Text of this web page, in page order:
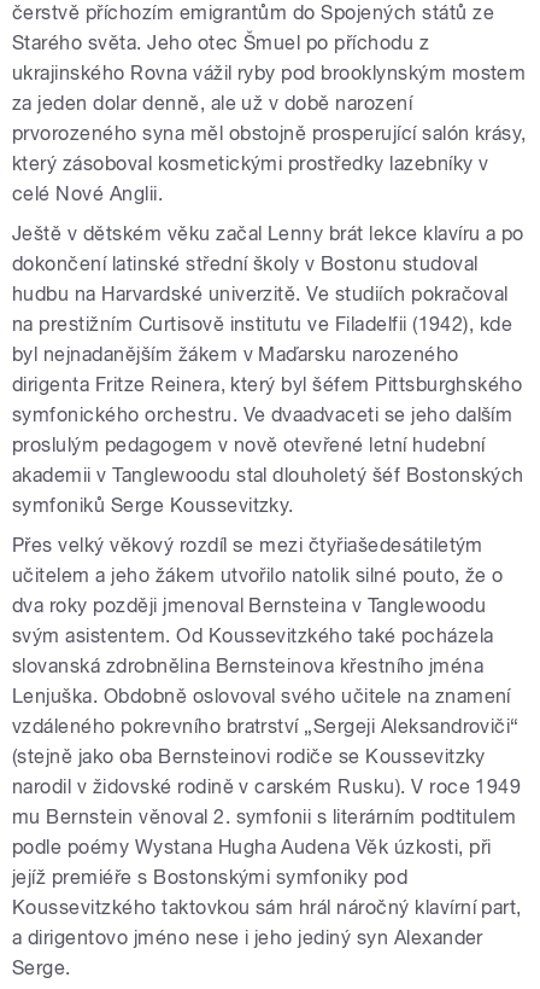
čerstvě příchozím emigrantům do Spojených států ze
Starého světa. Jeho otec Šmuel po příchodu z
ukrajinského Rovna vážil ryby pod brooklynským mostem
za jeden dolar denně, ale už v době narození
prvorozeného syna měl obstojně prosperující salón krásy,
který zásoboval kosmetickými prostředky lazebníky v
celé Nové Anglii.
Ještě v dětském věku začal Lenny brát lekce klavíru a po
dokončení latinské střední školy v Bostonu studoval
hudbu na Harvardské univerzitě. Ve studiích pokračoval
na prestižním Curtisově institutu ve Filadelfii (1942), kde
byl nejnadanějším žákem v Maďarsku narozeného
dirigenta Fritze Reinera, který byl šéfem Pittsburghského
symfonického orchestru. Ve dvaadvaceti se jeho dalším
proslulým pedagogem v nově otevřené letní hudební
akademii v Tanglewoodu stal dlouholetý šéf Bostonských
symfoniků Serge Koussevitzky.
Přes velký věkový rozdíl se mezi čtyřiašedesátiletým
učitelem a jeho žákem utvořilo natolik silné pouto, že o
dva roky později jmenoval Bernsteina v Tanglewoodu
svým asistentem. Od Koussevitzkého také pocházela
slovanská zdrobnělina Bernsteinova křestního jména
Lenjuška. Obdobně oslovoval svého učitele na znamení
vzdáleného pokrevního bratrství „Sergeji Aleksandroviči“
(stejně jako oba Bernsteinovi rodiče se Koussevitzky
narodil v židovské rodině v carském Rusku). V roce 1949
mu Bernstein věnoval 2. symfonii s literárním podtitulem
podle poémy Wystana Hugha Audena Věk úzkosti, při
jejíž premiéře s Bostonskými symfoniky pod
Koussevitzkého taktovkou sám hrál náročný klavírní part,
a dirigentovo jméno nese i jeho jediný syn Alexander
Serge.